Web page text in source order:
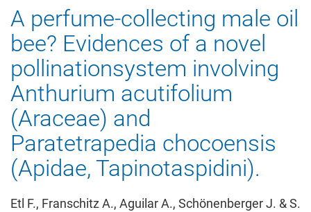
A perfume-collecting male oil
bee? Evidences of a novel
pollinationsystem involving
Anthurium acutifolium
(Araceae) and
Paratetrapedia chocoensis
(Apidae, Tapinotaspidini).
Etl F., Franschitz A., Aguilar A., Schönenberger J. & S.